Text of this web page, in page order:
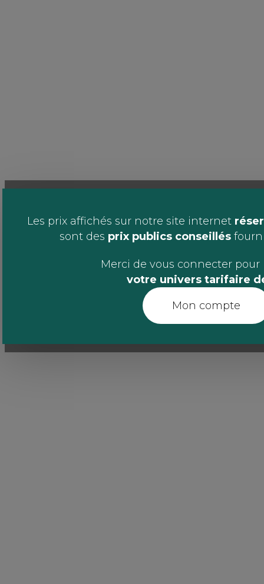
Les prix affichés sur notre site internet
sont des prix publics conseillés
Merci de vous connecter pour
votre univers tarifaire
Mon compte